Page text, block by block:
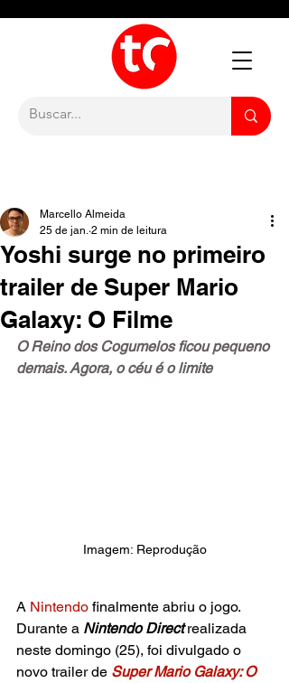
Yoshi surge no primeiro
trailer de Super Mario
Galaxy: O Filme
Marcello Almeida
25 de jan. 2 min de leitura
O Reino dos Cogumelos ficou pequeno
demais. Agora, o céu é o limite
Imagem: Reprodução
A Nintendo finalmente abriu o jogo.
Durante a Nintendo Direct realizada
neste domingo (25), foi divulgado o
novo trailer de Super Mario Galaxy: O